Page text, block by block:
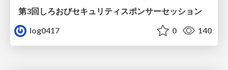
第3回しろおびセキュリティスポンサーセッション
log0417
0 140